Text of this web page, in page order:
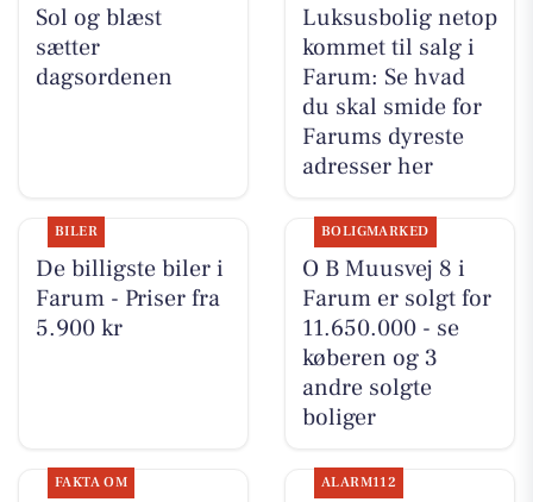
Sol og blæst
sætter
dagsordenen
Luksusbolig netop
kommet til salg i
Farum: Se hvad
du skal smide for
Farums dyreste
adresser her
BILER
De billigste biler i
Farum - Priser fra
5.900 kr
BOLIGMARKED
O B Muusvej 8 i
Farum er solgt for
11.650.000 - se
køberen og 3
andre solgte
boliger
FAKTA OM ALARM112